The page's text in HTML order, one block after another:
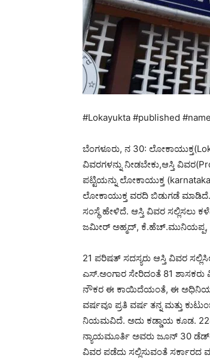
#Lokayukta #published
ಬೆಂಗಳೂರು, ನ 30:
ವಿವರಗಳನ್ನು ನೀಡಬೇಕು,ಆಸ್ತಿ
ಪಟ್ಟಿಯನ್ನು ಲೋಕಾಯುಕ್ತ
ಲೋಕಾಯುಕ್ತ ವರದಿ ಬಿಡುಗಡೆ ಮಾಡಿದೆ.
ಸಂಸ್ಥೆ ಹೇಳಿದೆ. ಆಸ್ತಿ ವಿವರ ಸಲ್ಲಿಸಲು
ಜಮೀರ್ ಅಹ್ಮದ್, ಕೆ.ಹೆಚ್.ಮುನಿಯಪ್ಪ,
21 ಪರಿಷತ್ ಸದಸ್ಯರು ಆಸ್ತಿ ವಿವರ
ಎಸ್.ಅಂಗಾರ ಸೇರಿದಂತೆ 81 ಶಾಸಕರು
ನೌಕರ ಈ ಕಾಯಿದೆಯಂತೆ, ಈ
ವರ್ಷವೂ ಪ್ರತಿ ವರ್ಷ ತನ್ನ ಮತ್ತು
ನಿಯಮವಿದೆ. ಅದು ಕಡ್ಡಾಯ ಕೂಡ. 224
ನ್ಯಾಯಮೂರ್ತಿ ಅವರು ಜೂನ್ 30
ವಿವರ ಪಡೆದು ಸಲ್ಲಿಸುವಂತೆ